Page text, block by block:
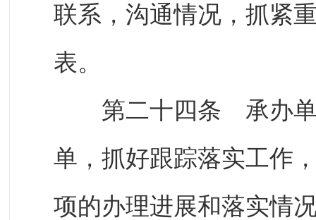
联系，沟通情况，抓紧
表。
第二十四条 承办单
单，抓好跟踪落实工作
项的办理进展和落实情